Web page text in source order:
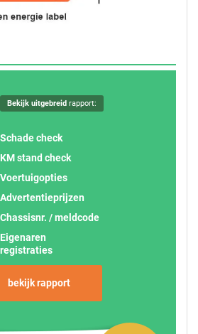
Bekijk uitgebreidrapport:
Schade check
KM stand check
Voertuigopties
Advertentieprijzen
Chassisnr. / meldcode
Eigenaren
registraties
bekijk rapport